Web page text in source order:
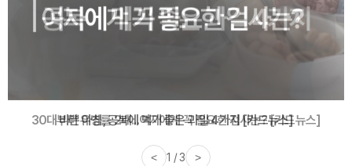
30대부터 유병률 2배...여자에게 꼭 필요한 검사는? [카드뉴스]
< 2 / 3 >